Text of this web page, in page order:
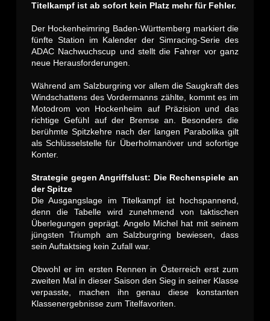
Titelkampf ist ab sofort kein Platz mehr für Fehler.
Der Hockenheimring Baden-Württemberg markiert die
fünfte Station im Kalender der Simracing-Serie des
ADAC Nachwuchscup und stellt die Fahrer vor ganz
neue Herausforderungen.
Während am Salzburgring vor allem die Saugkraft des
Windschattens des Vordermanns zählte, kommt es im
Motodrom von Hockenheim auf Präzision und das
richtige Gefühl auf der Bremse an. Besonders die
berühmte Spitzkehre nach der langen Parabolika gilt
als Schlüsselstelle für Überholmanöver und sofortige
Konter.
Strategie gegen Angriffslust: Die Rechenspiele an
der Spitze
Die Ausgangslage im Titelkampf ist hochspannend,
denn die Tabelle wird zunehmend von taktischen
Überlegungen geprägt. Angelo Michel hat mit seinem
jüngsten Triumph am Salzburgring bewiesen, dass
sein Auftaktsieg kein Zufall war.
Obwohl er im ersten Rennen in Österreich erst zum
zweiten Mal in dieser Saison den Sieg in seiner Klasse
verpasste, machen ihn genau diese konstanten
Klassenergebnisse zum Titelfavoriten.